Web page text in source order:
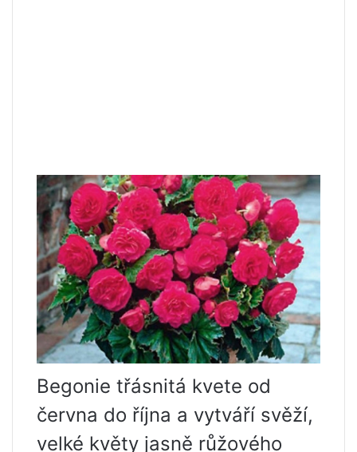
Begonie třásnitá kvete od
června do října a vytváří svěží,
velké květy jasně růžového